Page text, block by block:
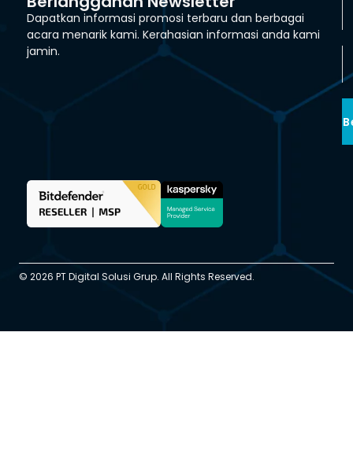
Dapatkan informasi promosi terbaru dan berbagai
acara menarik kami. Kerahasian informasi anda kami
jamin.
© 2026 PT Digital Solusi Grup. All Rights Reserved.